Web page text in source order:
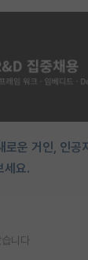
로운 거인, 인공
세요.
니다